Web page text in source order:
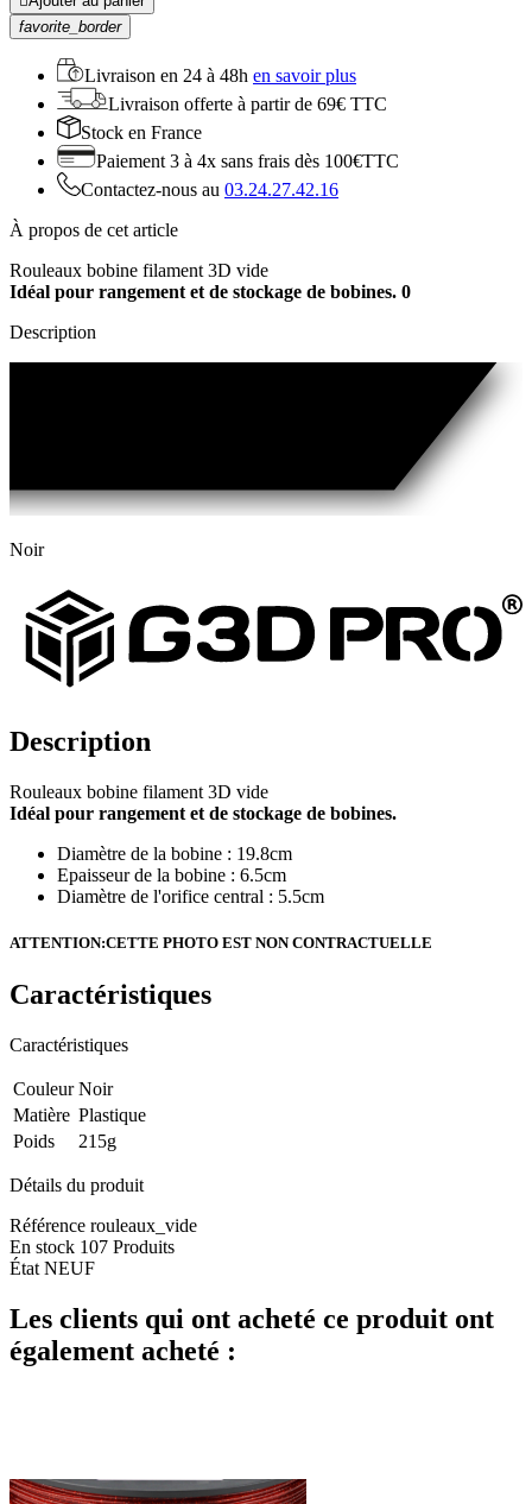
favorite_border
Livraison en 24 à 48h en savoir plus
Livraison offerte à partir de 69€ TTC
Stock en France
Paiement 3 à 4x sans frais dès 100€TTC
Contactez-nous au 03.24.27.42.16
À propos de cet article
Rouleaux bobine filament 3D vide
Idéal pour rangement et de stockage de bobines. 0
Description
Noir
Description
Rouleaux bobine filament 3D vide
Idéal pour rangement et de stockage de bobines.
Diamètre de la bobine : 19.8cm
Epaisseur de la bobine : 6.5cm
Diamètre de l'orifice central : 5.5cm
ATTENTION:CETTE PHOTO EST NON CONTRACTUELLE
Caractéristiques
Caractéristiques
Couleur Noir
Matière Plastique
Poids
215g
Détails du produit
Référence rouleaux_vide
En stock 107 Produits
État NEUF
Les clients qui ont acheté ce produit ont
également acheté :